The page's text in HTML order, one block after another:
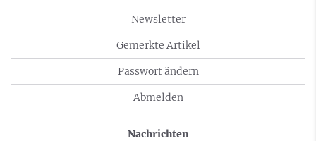
Newsletter
Gemerkte Artikel
Passwort ändern
Abmelden
Nachrichten